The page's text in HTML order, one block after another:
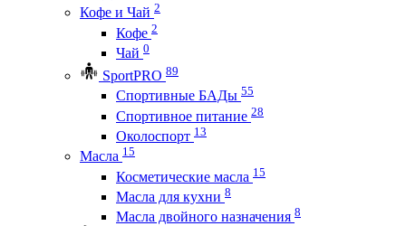
Кофе и Чай 2
Кофе 2
Чай 0
SportPRO 89
Спортивные БАДы 55
Спортивное питание 28
Околоспорт 13
Масла 15
Косметические масла 15
Масла для кухни 8
Масла двойного назначения 8